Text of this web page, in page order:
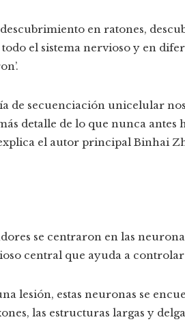
en ratones,
el sistema nervioso y en
de secuenciación unicelular
detalle de lo que nunca antes
el autor principal Binhai
se centraron en las
central que ayuda a
lesión, estas neuronas se
las estructuras largas y